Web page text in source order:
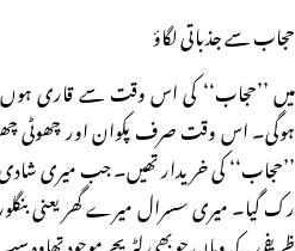
حجاب سے جذباتی لگاؤ
ہوگی۔ اس وقت صرف پکوان اور چھوٹی
’’حجاب‘‘ کی خریدار تھیں۔ جب میری شادی
رک گیا۔ میری سسرال میرے گھر یعنی